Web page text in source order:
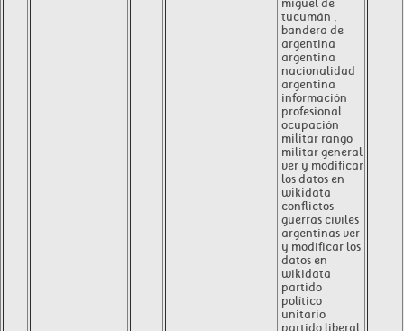
miguel de
tucumán ,
bandera de
argentina
argentina
nacionalidad
argentina
información
profesional
ocupación
militar rango
militar general
ver y modificar
los datos en
wikidata
conflictos
guerras civiles
argentinas ver
y modificar los
datos en
wikidata
partido
político
unitario
partido liberal